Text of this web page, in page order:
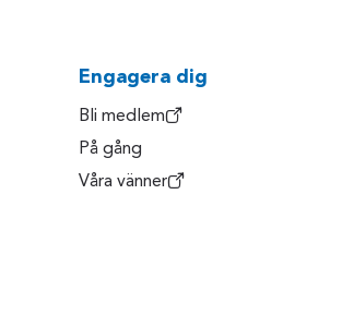
Engagera dig
Bli medlem
På gång
Våra vänner